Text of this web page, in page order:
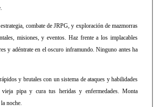
combate de JRPG, y exploración de mazmorras
misiones, y eventos. Haz frente a los implacables
y adéntrate en el oscuro inframundo. Ninguno antes ha
y brutales con un sistema de ataques y habilidades
pipa y cura tus heridas y enfermedades. Monta
noche.